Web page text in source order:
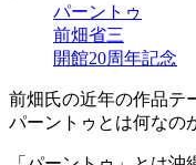
パーントゥ
前畑省三
開館20周年記念
前畑氏の近年の作品テ
パーントゥとは何なの